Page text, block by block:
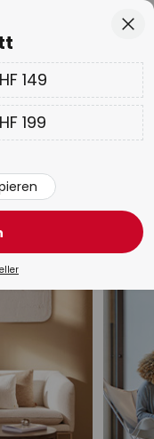
35S
extraauf fast alles
149
199